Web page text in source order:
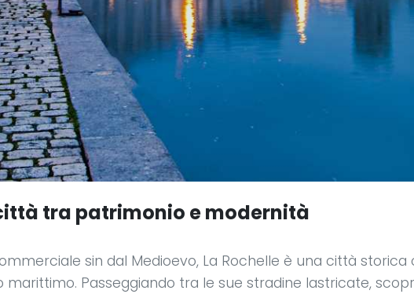
tra patrimonio e modernità
sin dal Medioevo, La Rochelle è una città
marittimo. Passeggiando tra le sue stradine lastricate,